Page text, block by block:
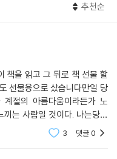
추천순
책을 읽고 그 뒤로 책 선물 할
선물용으로 샀습니다만일 당
절의 아름다움이라든가 노
는 사람일 것이다. 나는당신
가의 말
3 댓글0